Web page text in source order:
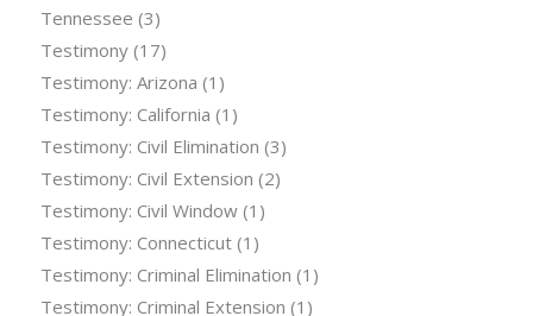
Tennessee (3)
Testimony(17)
Testimony: Arizona (1)
Testimony: California (1)
Testimony: Civil Elimination (3)
Testimony: Civil Extension (2)
Testimony: Civil Window(1)
Testimony: Connecticut(1)
Testimony: Criminal Elimination (1)
Testimony: Criminal Extension (1)